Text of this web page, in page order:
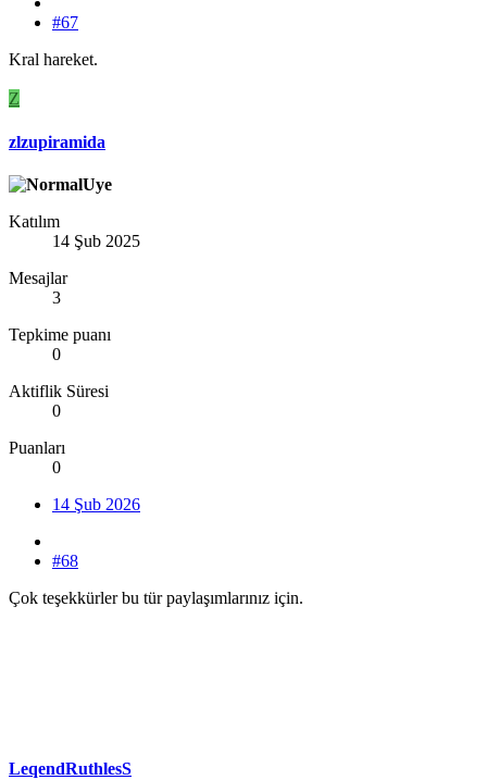
#67
Kral hareket.
Z
zlzupiramida
Katılım
14 Şub 2025
Mesajlar
3
Tepkime puanı
0
Aktiflik Süresi
0
Puanları
0
14 Şub 2026
#68
Çok teşekkürler bu tür paylaşımlarınız için.
LeqendRuthlesS